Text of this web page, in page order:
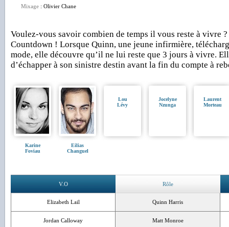
Mixage : Olivier Chane
Voulez-vous savoir combien de temps il vous reste à vivre
Countdown ! Lorsque Quinn, une jeune infirmière,
mode, elle découvre qu’il ne lui reste que 3 jours à vivre.
d’échapper à son sinistre destin avant la fin du compte à
Karine
Foviau
Eilias
Changuel
Lou
Lévy
Jocelyne
Nzunga
Laurent
Morteau
V.O Rôle
Elizabeth Lail Quinn Harris
Jordan Calloway Matt Monroe